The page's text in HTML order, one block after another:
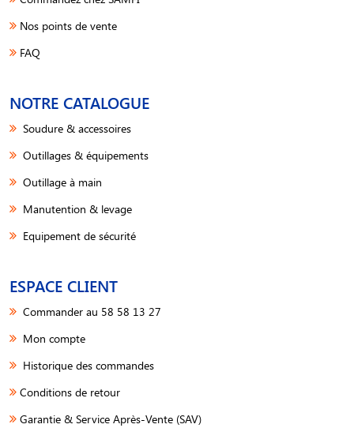
Nos points de vente
FAQ
NOTRE CATALOGUE
Soudure & accessoires
Outillages & équipements
Outillage à main
Manutention & levage
Equipement de sécurité
ESPACE CLIENT
Commander au 58 58 13 27
Mon compte
Historique des commandes
Conditions de retour
Garantie & Service Après-Vente (SAV)